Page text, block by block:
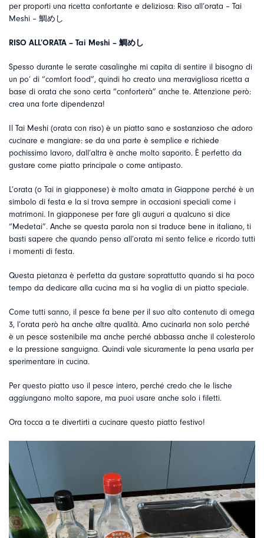
per proporti una ricetta confortante e deliziosa: Riso all’orata – Tai
Meshi – 鯛めし
RISO ALL’ORATA – Tai Meshi – 鯛めし
Spesso durante le serate casalinghe mi capita di sentire il bisogno di
un po’ di “comfort food”, quindi ho creato una meravigliosa ricetta a
base di orata che sono certa “conforterà” anche te. Attenzione però:
crea una forte dipendenza!
Il Tai Meshi (orata con riso) è un piatto sano e sostanzioso che adoro
cucinare e mangiare: se da una parte è semplice e richiede
pochissimo lavoro, dall’altra è anche molto saporito. È perfetto da
gustare come piatto principale o come antipasto.
L’orata (o Tai in giapponese) è molto amata in Giappone perché è un
simbolo di festa e la si trova sempre in occasioni speciali come i
matrimoni. In giapponese per fare gli auguri a qualcuno si dice
“Medetai”. Anche se questa parola non si traduce bene in italiano, ti
basti sapere che quando penso all’orata mi sento felice e ricordo tutti
i momenti di festa.
Questa pietanza è perfetta da gustare soprattutto quando si ha poco
tempo da dedicare alla cucina ma si ha voglia di un piatto speciale.
Come tutti sanno, il pesce fa bene per il suo alto contenuto di omega
3, l’orata però ha anche altre qualità. Amo cucinarla non solo perché
è un pesce sostenibile ma anche perché abbassa anche il colesterolo
e la pressione sanguigna. Quindi vale sicuramente la pena usarla per
sperimentare in cucina.
Per questo piatto uso il pesce intero, perché credo che le lische
aggiungano molto sapore, ma puoi usare anche solo i filetti.
Ora tocca a te divertirti a cucinare questo piatto festivo!